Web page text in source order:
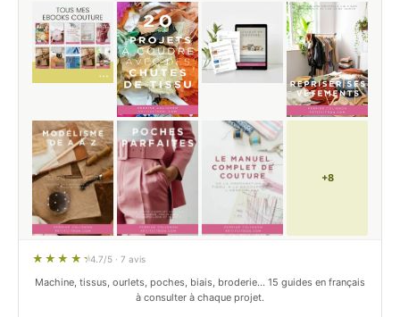
+8
4.7/5 · 7 avis
Machine, tissus, ourlets, poches, biais, broderie… 15 guides en français
à consulter à chaque projet.